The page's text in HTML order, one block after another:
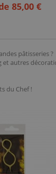
85,00 €
pâtisseries ?
et autres
du Chef !